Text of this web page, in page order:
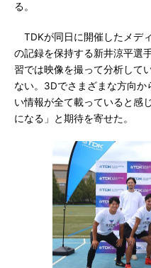
る。
TDKが同日に開催したメデ
の記録を保持する新井涼平選
習では映像を撮って分析して
ない。3Dでさまざまな方向か
い情報が全て載っていると感
になる」と期待を寄せた。